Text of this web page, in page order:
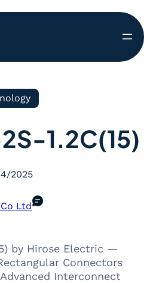
1.2C(15)
2025
Ltd
by Hirose Electric —
Connectors
Interconnect